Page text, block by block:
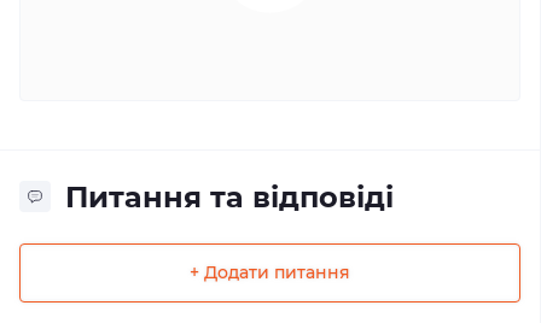
Питання та відповіді
+ Додати питання